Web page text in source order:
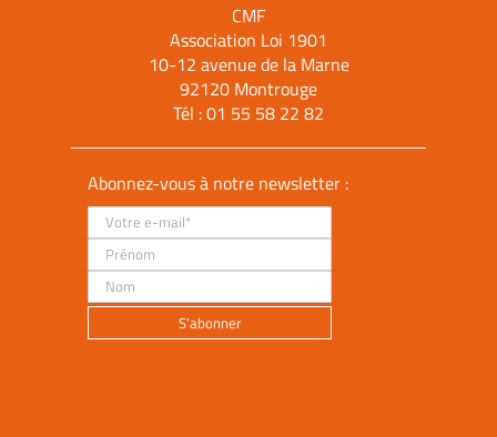
CMF
Association Loi 1901
10-12 avenue de la Marne
92120 Montrouge
Tél :01 55 58 22 82
Abonnez-vous à notre newsletter :